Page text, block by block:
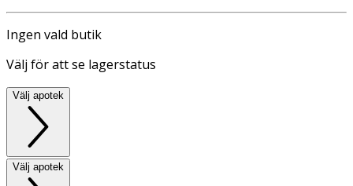
Ingen vald butik
Välj för att se lagerstatus
Välj apotek
Välj apotek